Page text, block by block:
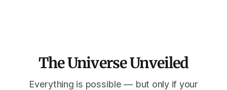
The Universe Unveiled
Everything is possible — but only if your